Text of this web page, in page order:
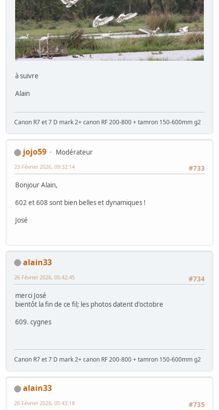
à suivre
Alain
Canon R7 et 7 D mark 2+ canon RF 200-800 + tamron 150-600mm g2
jojo59
Modérateur
#733
23 Février 2026, 09:32:14
Bonjour Alain,
602 et 608 sont bien belles et dynamiques !
José
alain33
#734
26 Février 2026, 05:42:45
merci José
bientôt la fin de ce fil; les photos datent d'octobre
609. cygnes
Canon R7 et 7 D mark 2+ canon RF 200-800 + tamron 150-600mm g2
alain33
#735
26 Février 2026, 05:43:18